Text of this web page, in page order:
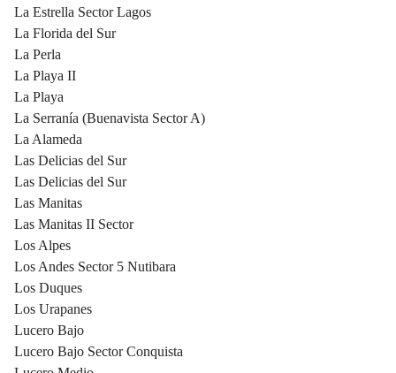
La Estrella Sector Lagos
La Florida del Sur
La Perla
La Playa II
La Playa
La Serranía (Buenavista Sector A)
La Alameda
Las Delicias del Sur
Las Delicias del Sur
Las Manitas
Las Manitas II Sector
Los Alpes
Los Andes Sector 5 Nutibara
Los Duques
Los Urapanes
Lucero Bajo
Lucero Bajo Sector Conquista